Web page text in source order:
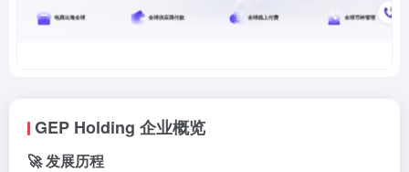
GEP Holding 企业概览
🚀 发展历程